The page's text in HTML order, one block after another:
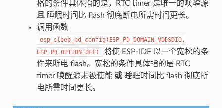
格的条件具体指的是，RTC timer 是唯一的唤醒源
且
睡眠时间比 flash 彻底断电所需时间更长。
调用函数
esp_sleep_pd_config(ESP_PD_DOMAIN_VDDSDIO,
ESP_PD_OPTION_OFF)
将使 ESP-IDF 以一个宽松的条
件来断电 flash。宽松的条件具体指的是 RTC
timer 唤醒源未被使能 或睡眠时间比 flash 彻底断
电所需时间更长。